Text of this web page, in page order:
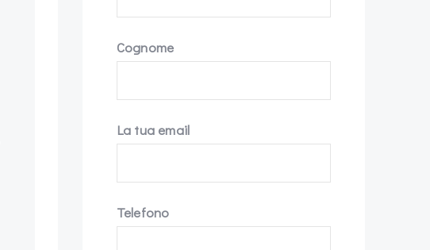
Cognome
La tua email
Telefono